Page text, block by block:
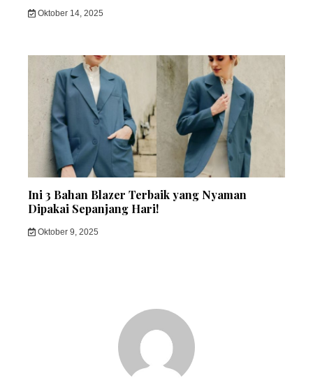
Oktober 14, 2025
Ini 3 Bahan Blazer Terbaik yang Nyaman
Dipakai Sepanjang Hari!
Oktober 9, 2025